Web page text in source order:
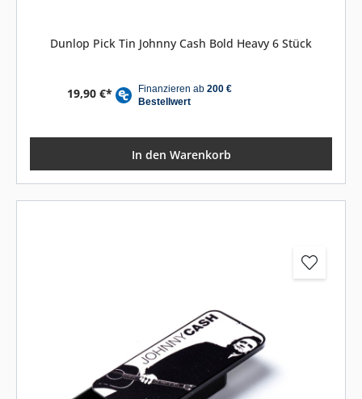
Dunlop Pick Tin Johnny Cash Bold Heavy 6 Stück
19,90 €*
In den Warenkorb